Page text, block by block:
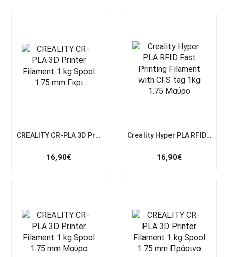
CREALITY CR-PLA 3D Printer Filament 1 kg Spool 1.75 mm Γκρι
16,90€
Creality Hyper PLA RFID Fast Printing Filament with CFS tag 1kg 1.75 Μαύρο
16,90€